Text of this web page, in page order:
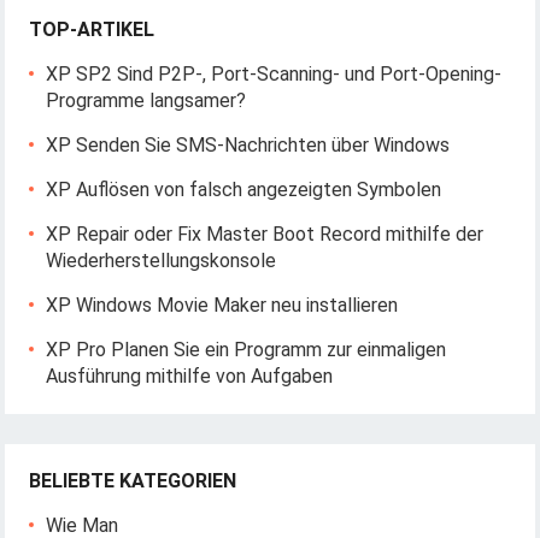
TOP-ARTIKEL
XP SP2 Sind P2P-, Port-Scanning- und Port-Opening-
Programme langsamer?
XP Senden Sie SMS-Nachrichten über Windows
XP Auflösen von falsch angezeigten Symbolen
XP Repair oder Fix Master Boot Record mithilfe der
Wiederherstellungskonsole
XP Windows Movie Maker neu installieren
XP Pro Planen Sie ein Programm zur einmaligen
Ausführung mithilfe von Aufgaben
BELIEBTE KATEGORIEN
Wie Man